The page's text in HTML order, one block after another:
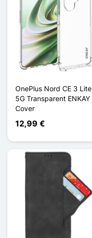
OnePlus Nord CE 3 Lite
5G Transparent ENKAY
Cover
12,99 €